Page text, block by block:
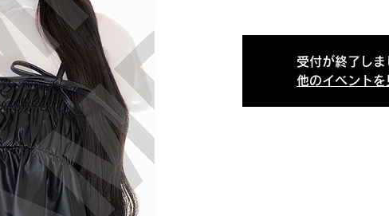
受付が終了しま
他のイベントを